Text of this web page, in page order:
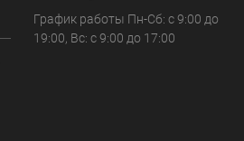
График работы Пн-Сб: с 9:00 до
19:00, Вс: с 9:00 до 17:00